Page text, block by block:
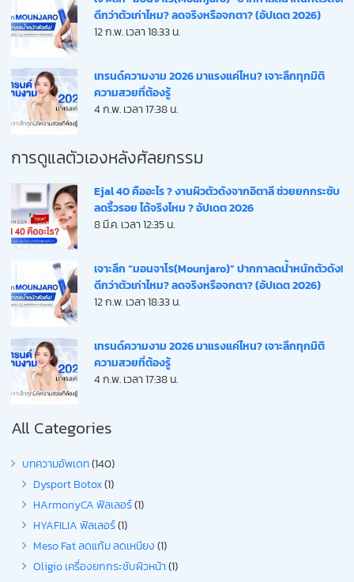
ดีกว่าตัวเก่าไหม? ลดจริงหรือจกตา? (อัปเดต 2026)
12 ก.พ. เวลา 18:33 น.
เทรนด์ความงาม 2026 มาแรงแค่ไหน? เจาะลึกทุกมิติ
ความสวยที่ต้องรู้
4 ก.พ. เวลา 17:38 น.
การดูแลตัวเองหลังศัลยกรรม
Ejal 40 คืออะไร ? งานผิวตัวดังจากอิตาลี ช่วยยกกระชับ
ลดริ้วรอย ได้จริงไหม ? อัปเดต 2026
8 มี.ค. เวลา 12:35 น.
เจาะลึก “มอนจาโร(Mounjaro)” ปากกาลดน้ำหนักตัวดัง!
ดีกว่าตัวเก่าไหม? ลดจริงหรือจกตา? (อัปเดต 2026)
12 ก.พ. เวลา 18:33 น.
เทรนด์ความงาม 2026 มาแรงแค่ไหน? เจาะลึกทุกมิติ
ความสวยที่ต้องรู้
4 ก.พ. เวลา 17:38 น.
All Categories
บทความอัพเดท(140)
Dysport Botox(1)
HArmonyCA ฟิลเลอร์(1)
HYAFILIA ฟิลเลอร์(1)
Meso Fat ลดแก้ม ลดเหนียง(1)
Oligio เครื่องยกกระชับผิวหน้า(1)